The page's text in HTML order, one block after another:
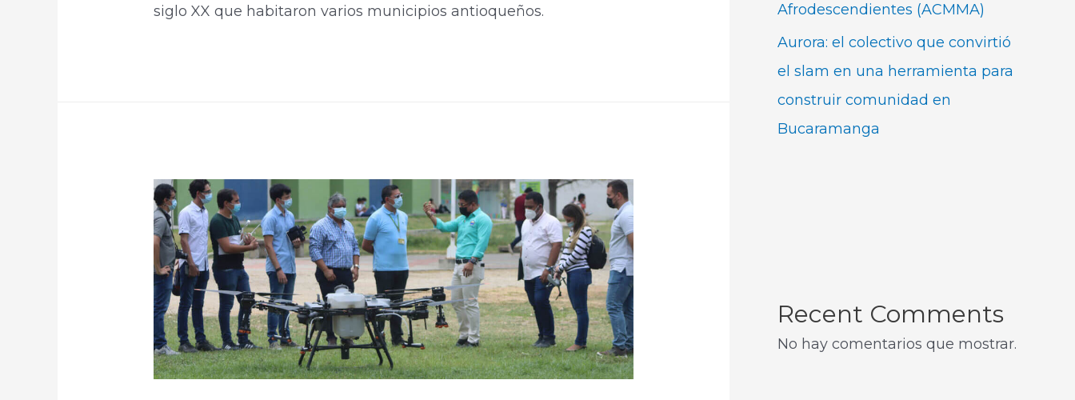
siglo XX que habitaron varios municipios antioqueños.​
Afrodescendientes (ACMMA)
Aurora: el colectivo que convirtió
el slam en una herramienta para
construir comunidad en
Bucaramanga
Recent Comments
No hay comentarios que mostrar.